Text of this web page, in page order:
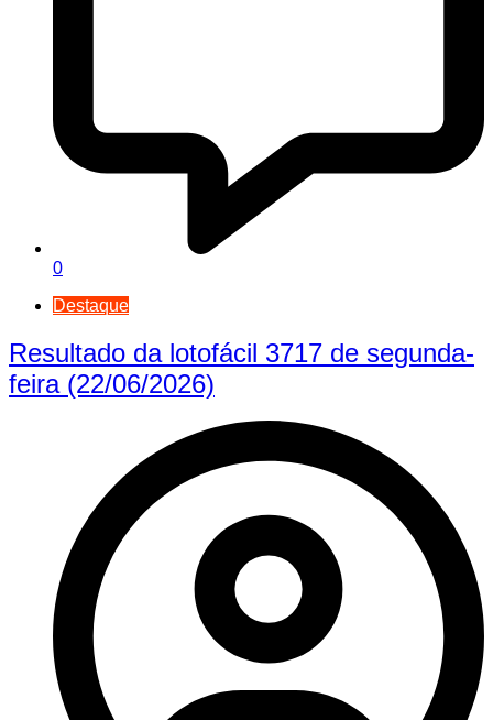
0
Destaque
Resultado da lotofácil 3717 de segunda-
feira (22/06/2026)